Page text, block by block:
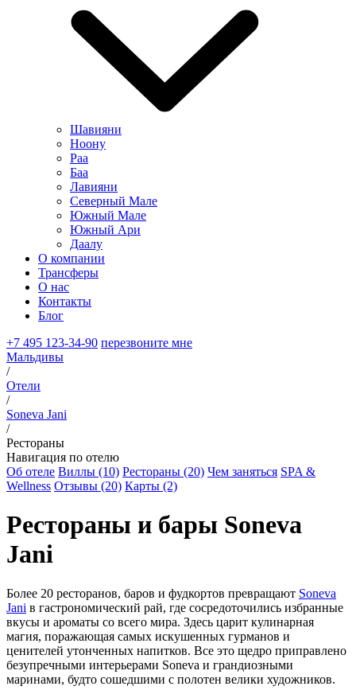
Шавияни
Ноону
Раа
Баа
Лавияни
Северный Мале
Южный Мале
Южный Ари
Даалу
О компании
Трансферы
О нас
Контакты
Блог
+7 495 123-34-90 перезвоните мне
Мальдивы
/
Отели
/
Soneva Jani
/
Рестораны
Навигация по отелю
Об отеле Виллы (10) Рестораны (20) Чем заняться SPA &
Wellness Отзывы (20) Карты (2)
Рестораны и бары Soneva
Jani
Более 20 ресторанов, баров и фудкортов превращают Soneva
Jani в гастрономический рай, где сосредоточились избранные
вкусы и ароматы со всего мира. Здесь царит кулинарная
магия, поражающая самых искушенных гурманов и
ценителей утонченных напитков. Все это щедро приправлено
безупречными интерьерами Soneva и грандиозными
маринами, будто сошедшими с полотен велики художников.